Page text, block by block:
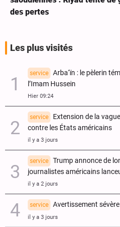
des pertes
Les plus visités
service
Arba‘ïn : le pèlerin
l’Imam Hussein
Hier 09:24
service
Extension de la
contre les États américains
il y a 3 jours
service
Trump annonce de
journalistes américains
il y a 2 jours
service Avertissement
il y a 3 jours